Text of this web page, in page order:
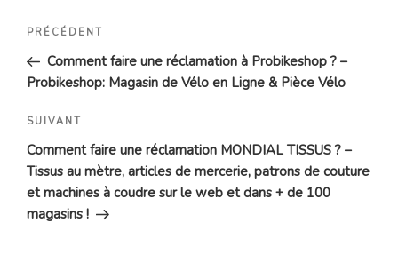
Navigation
l’article
Article
précédent
PRÉCÉDENT
Comment faire une réclamation à Probikeshop ? –
Probikeshop: Magasin de Vélo en Ligne & Pièce Vélo
Article
suivant
SUIVANT
Comment faire une réclamation MONDIAL TISSUS ? –
Tissus au mètre, articles de mercerie, patrons de couture
et machines à coudre sur le web et dans + de 100
magasins !